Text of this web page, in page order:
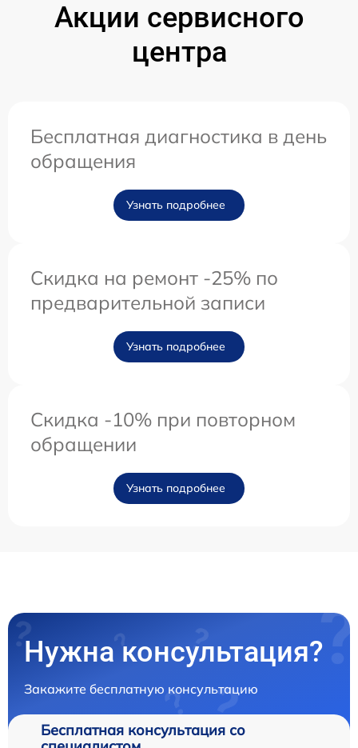
Акции сервисного
центра
Бесплатная диагностика в день
обращения
Узнать подробнее
Скидка на ремонт -25% по
предварительной записи
Узнать подробнее
Скидка -10% при повторном
обращении
Узнать подробнее
Нужна консультация?
Закажите бесплатную консультацию
Бесплатная консультация со